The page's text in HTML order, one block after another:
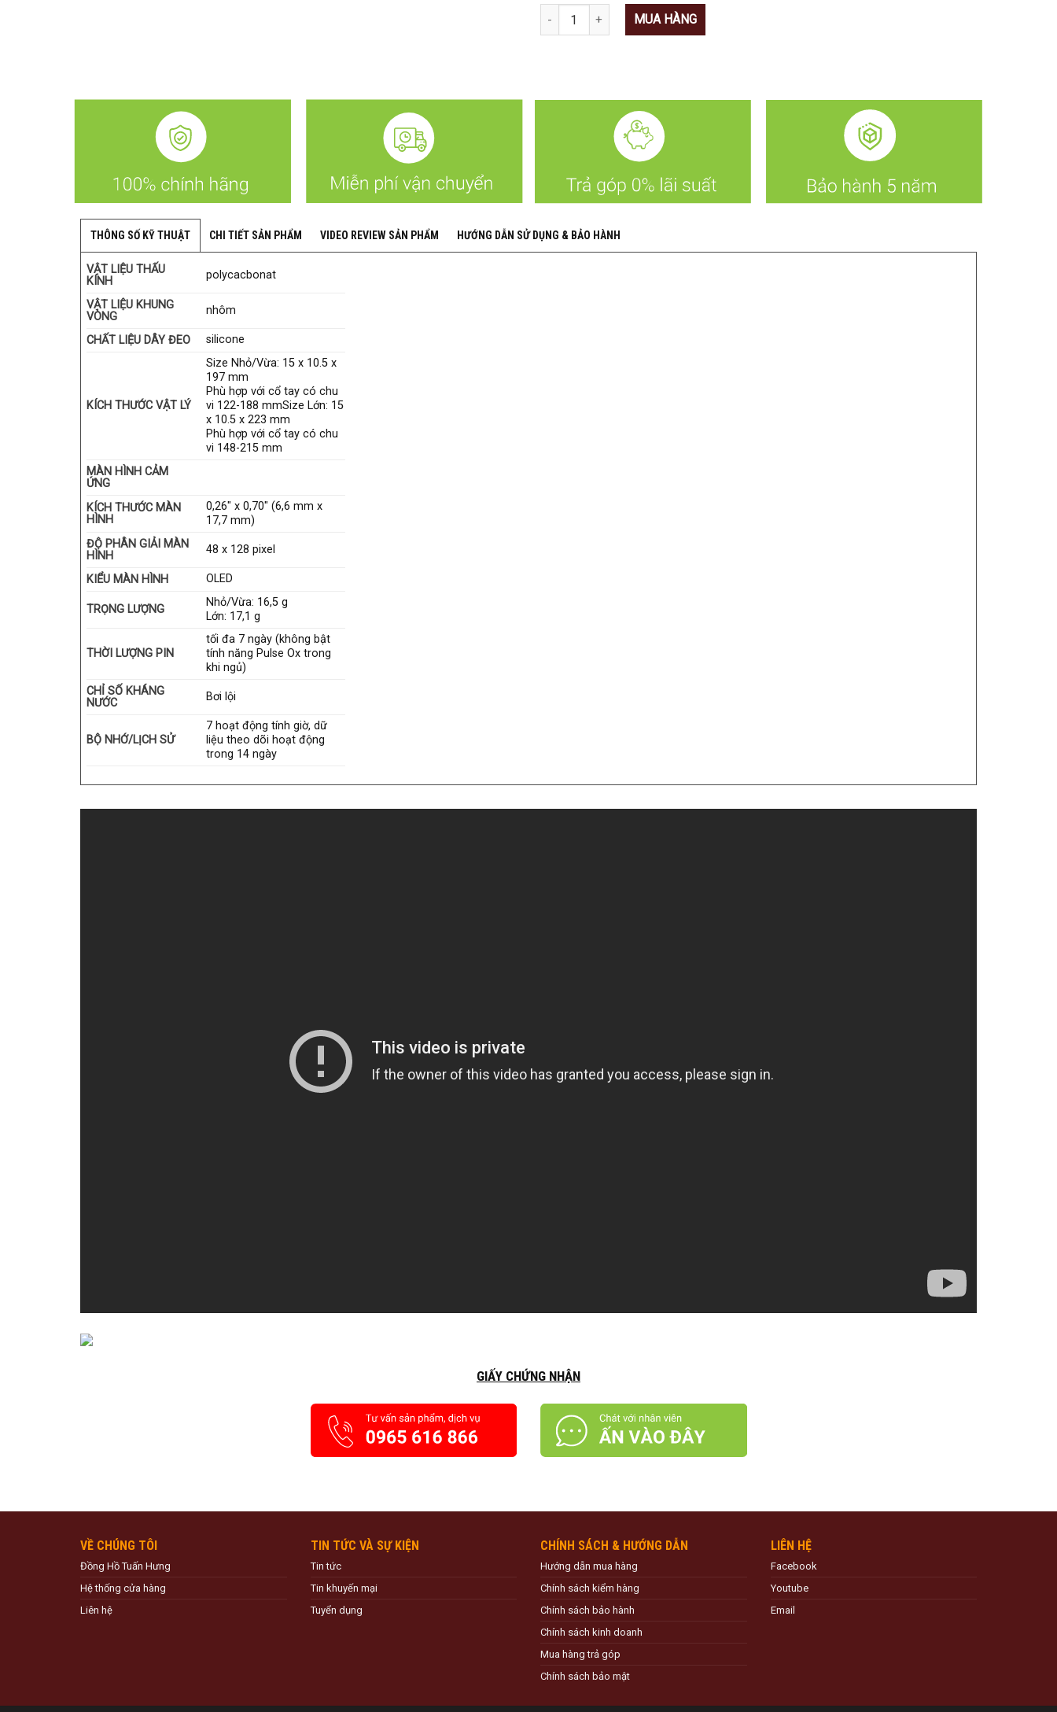
Số lượng MUA HÀNG
THÔNG SỐ KỸ THUẬT CHI TIẾT SẢN PHẨM VIDEO REVIEW SẢN PHẨM HƯỚNG DẪN SỬ DỤNG & BẢO HÀNH
VẬT LIỆU THẤU
KÍNH
polycacbonat
VẬT LIỆU KHUNG
VÒNG
nhôm
CHẤT LIỆU DÂY ĐEO silicone
KÍCH THƯỚC VẬT LÝ
Size Nhỏ/Vừa: 15 x 10.5 x
197 mm
Phù hợp với cổ tay có chu
vi 122-188 mmSize Lớn: 15
x 10.5 x 223 mm
Phù hợp với cổ tay có chu
vi 148-215 mm
MÀN HÌNH CẢM
ỨNG
KÍCH THƯỚC MÀN
HÌNH
0,26″ x 0,70″ (6,6 mm x
17,7 mm)
ĐỘ PHÂN GIẢI MÀN
HÌNH
48 x 128 pixel
KIỂU MÀN HÌNH OLED
TRỌNG LƯỢNG
Nhỏ/Vừa: 16,5 g
Lớn: 17,1 g
THỜI LƯỢNG PIN
tối đa 7 ngày (không bật
tính năng Pulse Ox trong
khi ngủ)
CHỈ SỐ KHÁNG
NƯỚC
Bơi lội
BỘ NHỚ/LỊCH SỬ
7 hoạt động tính giờ, dữ
liệu theo dõi hoạt động
trong 14 ngày
GIẤY CHỨNG NHẬN
VỀ CHÚNG TÔI
Đồng Hồ Tuấn Hưng
Hệ thống cửa hàng
Liên hệ
TIN TỨC VÀ SỰ KIỆN
Tin tức
Tin khuyến mại
Tuyển dụng
CHÍNH SÁCH & HƯỚNG DẪN
Hướng dẫn mua hàng
Chính sách kiểm hàng
Chính sách bảo hành
Chính sách kinh doanh
Mua hàng trả góp
Chính sách bảo mật
LIÊN HỆ
Facebook
Youtube
Email